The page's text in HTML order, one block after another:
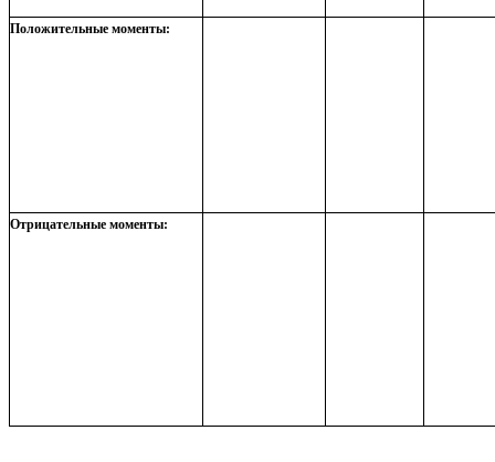
Положительные моменты:
Отрицательные моменты: